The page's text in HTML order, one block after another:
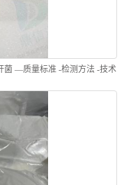
菌 —质量标准 -检测方法 -技术
-鼎信通李杰